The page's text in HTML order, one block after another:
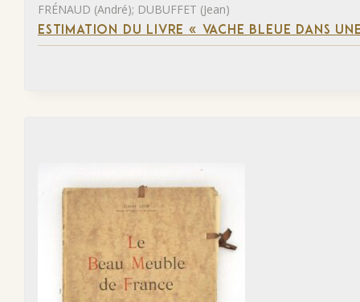
FRÉNAUD (André); DUBUFFET (Jean)
ESTIMATION DU LIVRE « VACHE BLEUE DANS